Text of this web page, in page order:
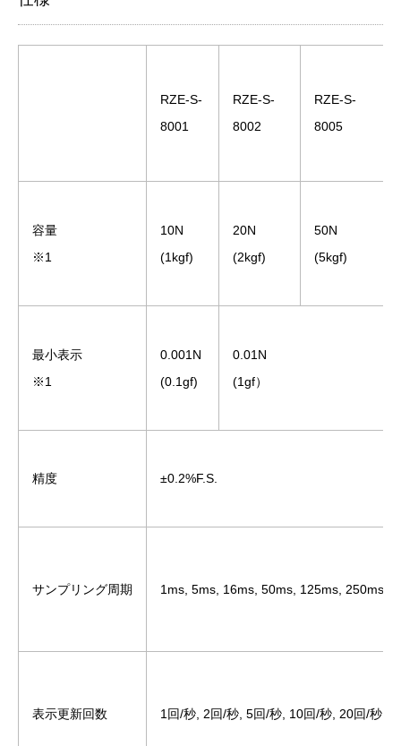
RZE-S-
8001
RZE-S-
8002
RZE-S-
8005
容量
※1
10N
(1kgf)
20N
(2kgf)
50N
(5kgf)
最小表示
※1
0.001N
(0.1gf)
0.01N
(1gf）
精度 ±0.2%F.S.
サンプリング周期 1ms, 5ms, 16ms, 50ms, 125ms, 250ms
表示更新回数 1回/秒, 2回/秒, 5回/秒, 10回/秒, 20回/秒 切